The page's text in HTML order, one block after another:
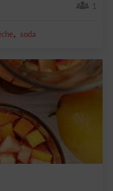
1
, soda